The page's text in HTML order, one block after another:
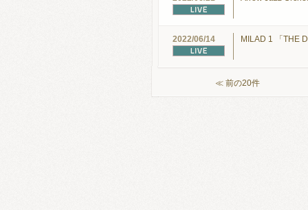
2022/06/14 MILAD 1 「THE
≪ 前の20件